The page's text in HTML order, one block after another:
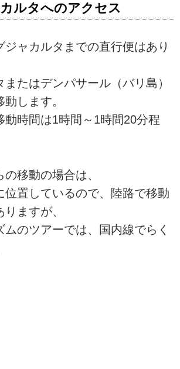
ルタへのアクセス
ジャカルタまでの直行便はあり
たはデンパサール（バリ島）
します。
動時間は1時間～1時間20分程
移動の場合は、
位置しているので、陸路で移動
ますが、
ムのツアーでは、国内線でらく